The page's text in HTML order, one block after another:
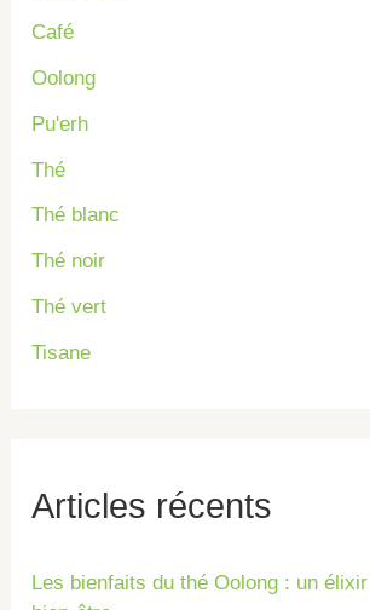
:Café
Oolong
Pu'erh
Thé
Thé blanc
Thé noir
Thé vert
Tisane
Articles récents
Les bienfaits du thé Oolong : un